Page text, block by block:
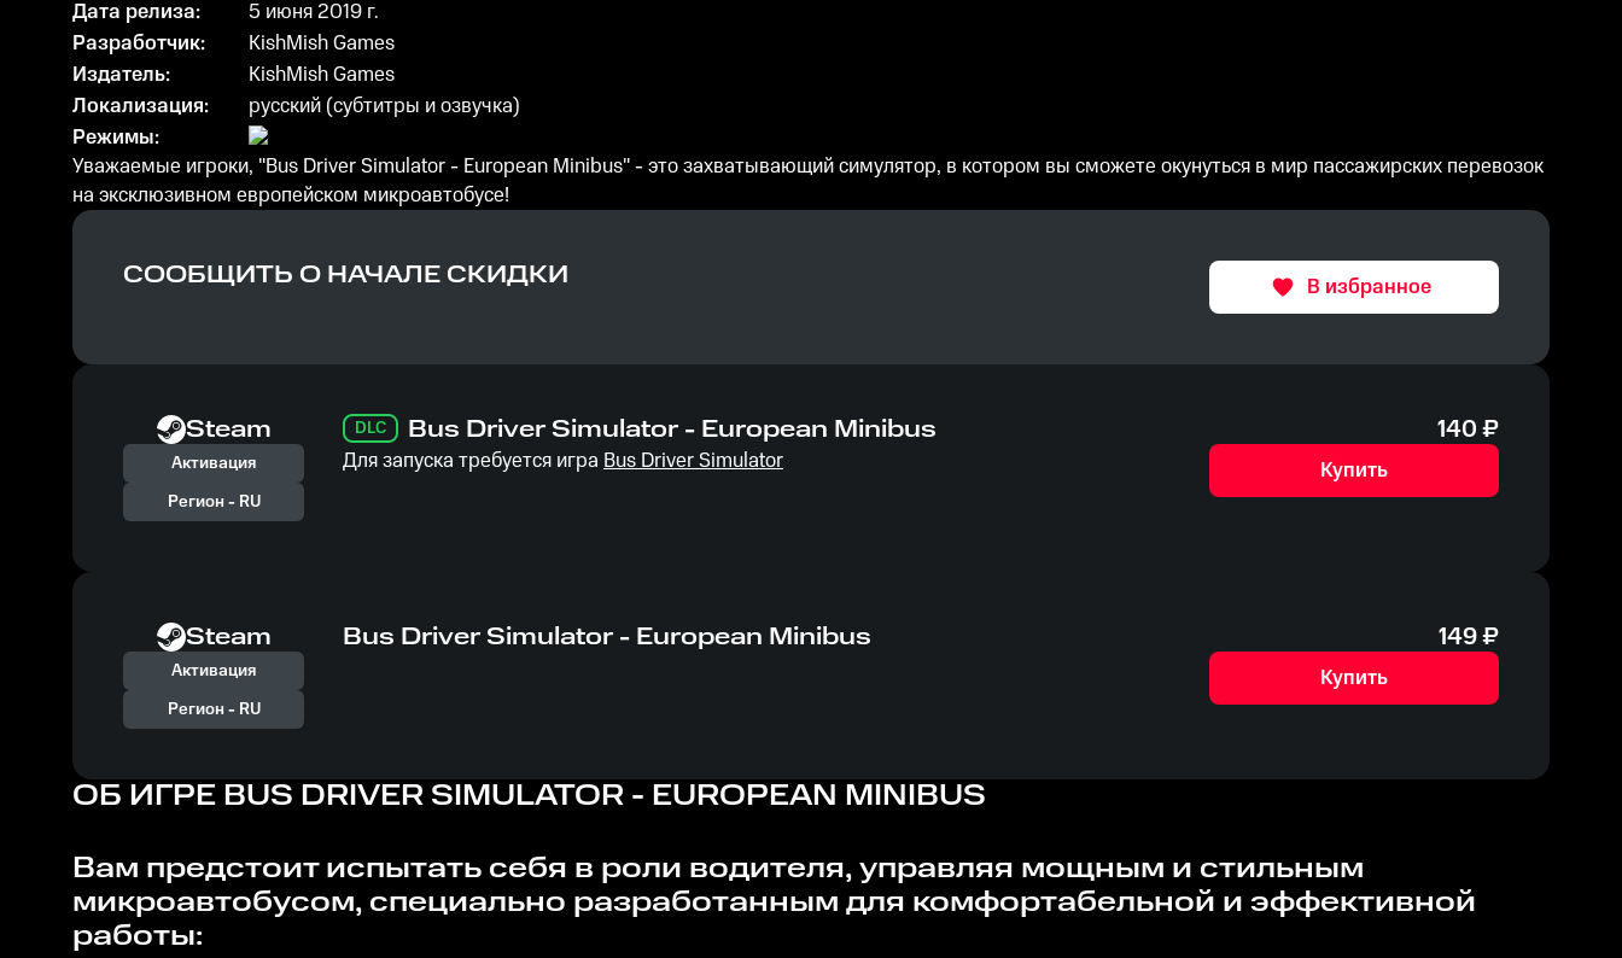
Дата релиза:
5 июня 2019 г.
Разработчик:
KishMish Games
Издатель:
KishMish Games
Локализация:
русский (субтитры и озвучка)
Режимы:
Уважаемые игроки, "Bus Driver Simulator - European Minibus" - это захватывающий симулятор, в котором вы сможете окунуться в мир пассажирских перевозок
на эксклюзивном европейском микроавтобусе!
СООБЩИТЬ О НАЧАЛЕ СКИДКИ В избранное
Steam
Активация
Регион - RU
DLC Bus Driver Simulator - European Minibus
Для запуска требуется игра Bus Driver Simulator
140₽
Купить
Steam
Активация
Регион - RU
Bus Driver Simulator - European Minibus 149₽
Купить
ОБ ИГРЕ BUS DRIVER SIMULATOR - EUROPEAN MINIBUS
Вам предстоит испытать себя в роли водителя, управляя мощным и стильным
микроавтобусом, специально разработанным для комфортабельной и эффективной
работы: